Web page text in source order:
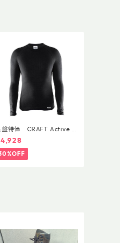
盤特価 CRAFT Active E
長袖クルーネック J
LIMITED 1904358